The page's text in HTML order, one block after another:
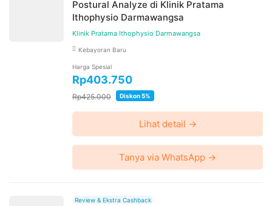
Postural Analyze di Klinik Pratama
Ithophysio Darmawangsa
Klinik Pratama Ithophysio Darmawangsa
Kebayoran Baru
Harga Spesial
Rp403.750
Rp425.000 Diskon 5%
Lihat detail →
Tanya via WhatsApp →
Review & Ekstra Cashback